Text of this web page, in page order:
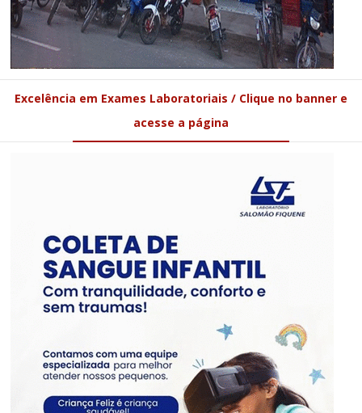
Excelência em Exames Laboratoriais / Clique no banner e
acesse a página